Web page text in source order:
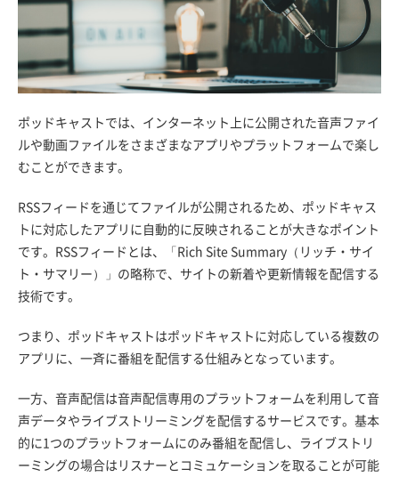
ポッドキャストでは、インターネット上に公開された音声ファイ
ルや動画ファイルをさまざまなアプリやプラットフォームで楽し
むことができます。
RSSフィードを通じてファイルが公開されるため、ポッドキャス
トに対応したアプリに自動的に反映されることが大きなポイント
です。RSSフィードとは、「Rich Site Summary（リッチ・サイ
ト・サマリー）」の略称で、サイトの新着や更新情報を配信する
技術です。
つまり、ポッドキャストはポッドキャストに対応している複数の
アプリに、一斉に番組を配信する仕組みとなっています。
一方、音声配信は音声配信専用のプラットフォームを利用して音
声データやライブストリーミングを配信するサービスです。基本
的に1つのプラットフォームにのみ番組を配信し、ライブストリ
ーミングの場合はリスナーとコミュケーションを取ることが可能